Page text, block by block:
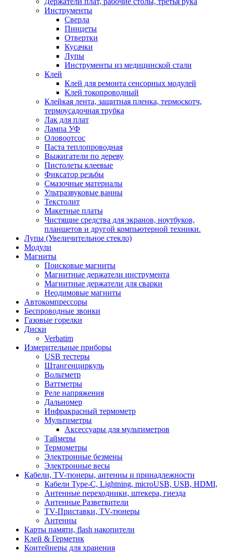
Инструменты
Сверла
Пинцеты
Отвертки
Кусачки
Лупы
Инструменты из медицинской стали
Клей
Клей для ремонта сенсорных модулей
Клей токопроводный
Клейкая лента, защитная пленка, термоскотч,
термоусадочная трубка
Лак для плат
Лампа УФ
Оловоотсос
Паста теплопроводная
Выжигатели по дереву
Пистолеты клеевые
Фиксатор резьбы
Смазочные материалы
Ультразвуковые ванны
Текстолит
Макетные платы
Чистящие средства для экранов, ноутбуков,
планшетов и другой компьютерной техники.
Лупы (Увеличительное стекло)
Модули
Магниты
Поисковые магниты
Магнитные держатели инструмента
Магнитные держатели для сварки
Неодимовые магниты
Автокомпрессоры
Беспроводные звонки
Газовые горелки
Диски
Verbatim
Измерительные приборы
USB тестеры
Штангенциркуль
Вольтметр
Ваттметры
Реле напряжения
Дальномер
Инфракрасный термометр
Мультиметры
Аксессуары для мультиметров
Таймеры
Термометры
Электронные безмены
Электронные весы
Кабели, TV-тюнеры, антенны и принадлежности
Кабели Type-C, Lightning, microUSB, USB, HDMI,
Антенные переходники, штекера, гнезда
Антенные Разветвители
TV-Приставки, TV-тюнеры
Антенны
Карты памяти, flash накопители
Клей & Герметик
Контейнеры для хранения